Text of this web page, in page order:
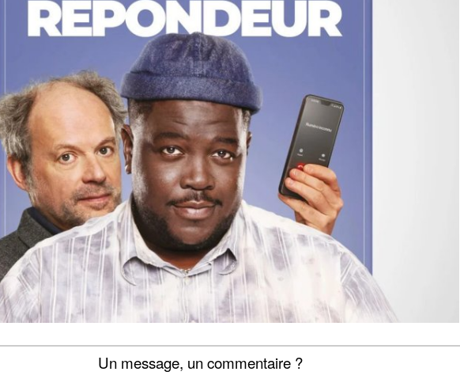
Un message, un commentaire ?